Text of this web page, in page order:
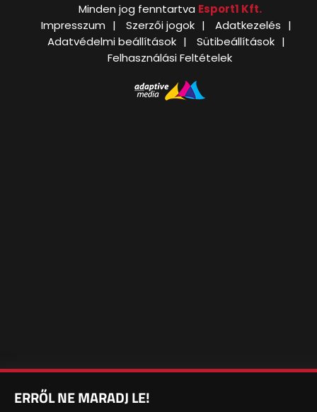
Minden jog fenntartva Esport1 Kft.
Impresszum
Szerzői jogok
Adatkezelés
Adatvédelmi beállítások
Sütibeállítások
Felhasználási Feltételek
ERRŐL NE MARADJ LE!